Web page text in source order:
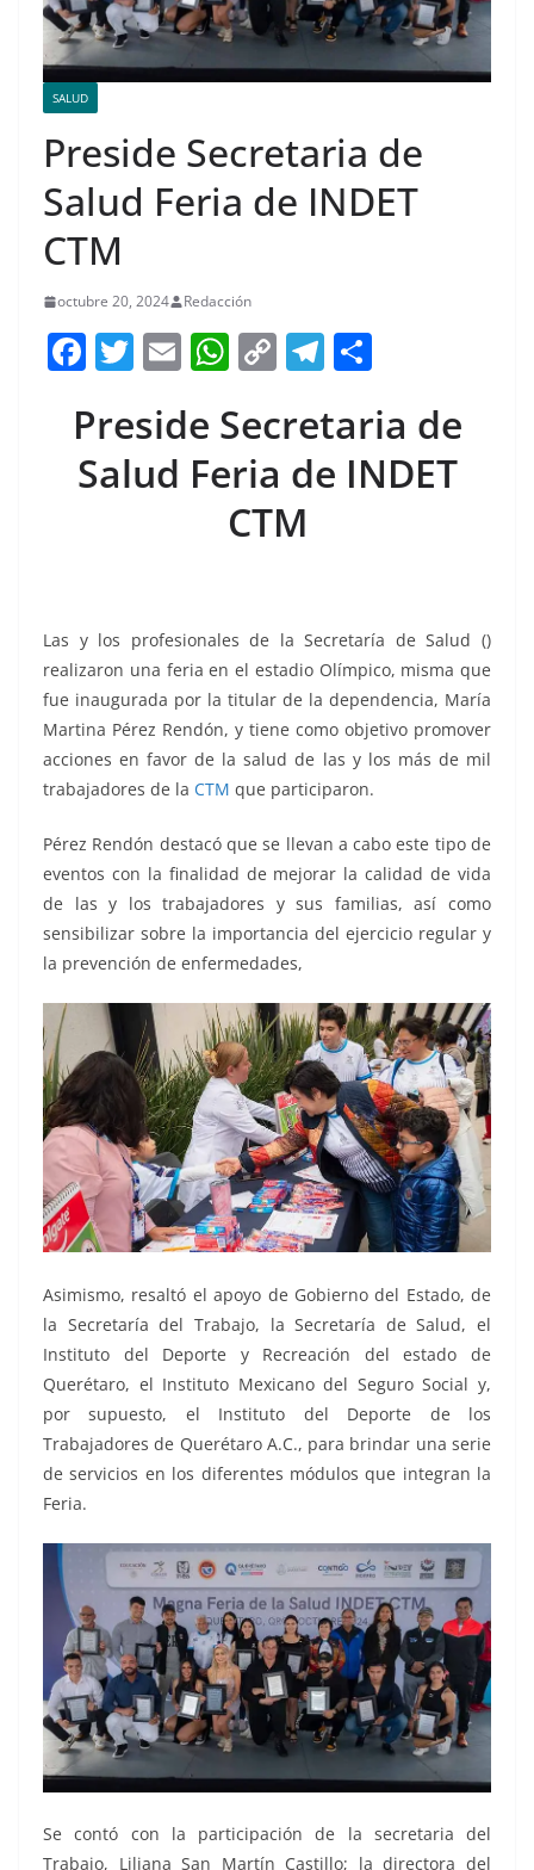
SALUD
Preside Secretaria de
Salud Feria de INDET
CTM
octubre 20, 2024 Redacción
F
c
e
b
T
itt
er
E
ai
W
at
s
A
p
C
p
y
Li
n
T
e
gr
a
ar
e
Preside Secretaria de
Salud Feria de INDET
CTM
Las y los profesionales de la Secretaría de Salud ()
realizaron una feria en el estadio Olímpico, misma que
fue inaugurada por la titular de la dependencia, María
Martina Pérez Rendón, y tiene como objetivo promover
acciones en favor de la salud de las y los más de mil
trabajadores de la CTM que participaron.
Pérez Rendón destacó que se llevan a cabo este tipo de
eventos con la finalidad de mejorar la calidad de vida
de las y los trabajadores y sus familias, así como
sensibilizar sobre la importancia del ejercicio regular y
la prevención de enfermedades,
Asimismo, resaltó el apoyo de Gobierno del Estado, de
la Secretaría del Trabajo, la Secretaría de Salud, el
Instituto del Deporte y Recreación del estado de
Querétaro, el Instituto Mexicano del Seguro Social y,
por supuesto, el Instituto del Deporte de los
Trabajadores de Querétaro A.C., para brindar una serie
de servicios en los diferentes módulos que integran la
Feria.
Se contó con la participación de la secretaria del
Trabajo, Liliana San Martín Castillo; la directora del